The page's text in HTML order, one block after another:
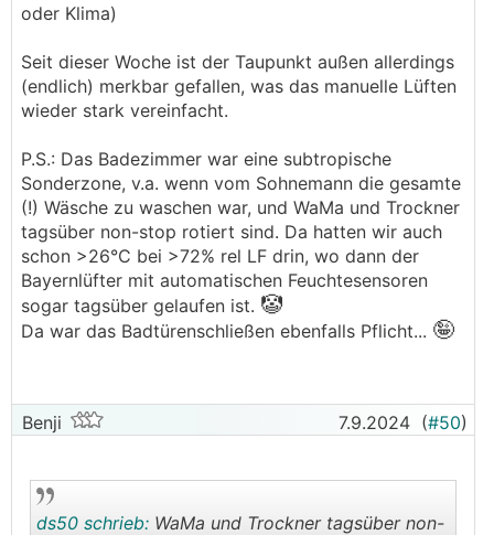
oder Klima)
Seit dieser Woche ist der Taupunkt außen allerdings
(endlich) merkbar gefallen, was das manuelle Lüften
wieder stark vereinfacht.
P.S.: Das Badezimmer war eine subtropische
Sonderzone, v.a. wenn vom Sohnemann die gesamte
(!) Wäsche zu waschen war, und WaMa und Trockner
tagsüber non-stop rotiert sind. Da hatten wir auch
schon >26°C bei >72% rel LF drin, wo dann der
Bayernlüfter mit automatischen Feuchtesensoren
sogar tagsüber gelaufen ist. 🤡
Da war das Badtürenschließen ebenfalls Pflicht... 🤪
Benji 7.9.2024 (#50)
ds50 schrieb: WaMa und Trockner tagsüber non-